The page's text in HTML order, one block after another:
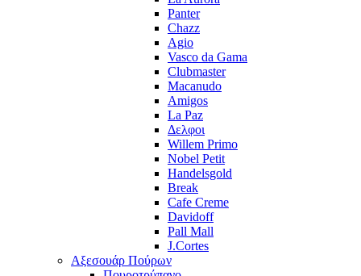
Panter
Chazz
Agio
Vasco da Gama
Clubmaster
Macanudo
Amigos
La Paz
Δελφοι
Willem Primo
Nobel Petit
Handelsgold
Break
Cafe Creme
Davidoff
Pall Mall
J.Cortes
Αξεσουάρ Πούρων